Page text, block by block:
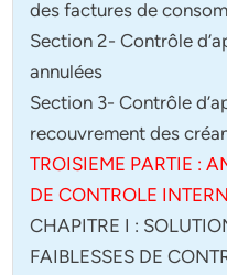
des factures de
Section 2- Contrôle
annulées
Section 3- Contrôle
recouvrement des
TROISIEME PARTIE :
DE CONTROLE
CHAPITRE I :
FAIBLESSES DE